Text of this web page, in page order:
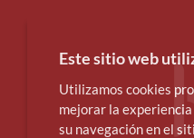
Este sitio web
Utilizamos cookies
mejorar la
su navegación en el